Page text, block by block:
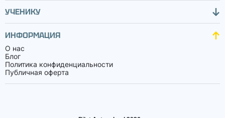
УЧЕНИКУ
ИНФОРМАЦИЯ
О нас
Блог
Политика конфиденциальности
Публичная оферта